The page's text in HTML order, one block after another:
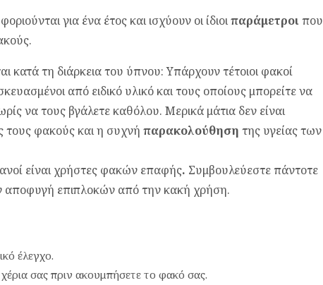
για ένα έτος και ισχύουν οι ίδιοιπαράμετροιπου
κατά τη διάρκεια του ύπνου: Υπάρχουν τέτοιοι φακοί
από ειδικό υλικό και τους οποίους μπορείτε να
να τους βγάλετε καθόλου. Μερικά μάτια δεν είναι
τους φακούς και η συχνή παρακολούθηση της υγείας των
είναι χρήστες φακών επαφής. Συμβουλεύεστε πάντοτε
αποφυγή επιπλοκών από την κακή χρήση.
έλεγχο.
σας πριν ακουμπήσετε το φακό σας.